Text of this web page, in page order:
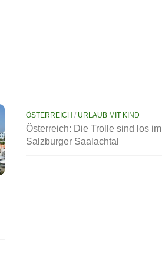
ÖSTERREICH / URLAUB MIT KIND
Österreich: Die Trolle sind los im
Salzburger Saalachtal